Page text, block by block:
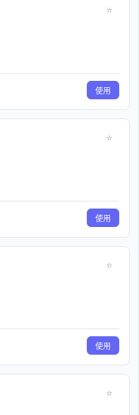
⭐
使用
⭐
使用
⭐
使用
⭐
均可体会到高效便捷的
索框。
模块内浏览结果。
创作中轻松突破瓶颈。
角